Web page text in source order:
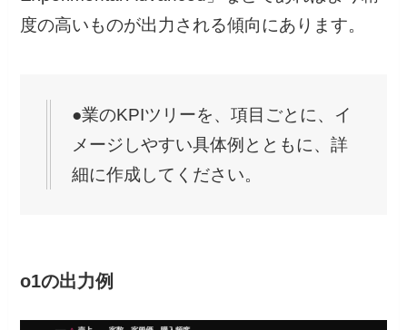
度の高いものが出力される傾向にあります。
●業のKPIツリーを、項目ごとに、イ
メージしやすい具体例とともに、詳
細に作成してください。
o1の出力例